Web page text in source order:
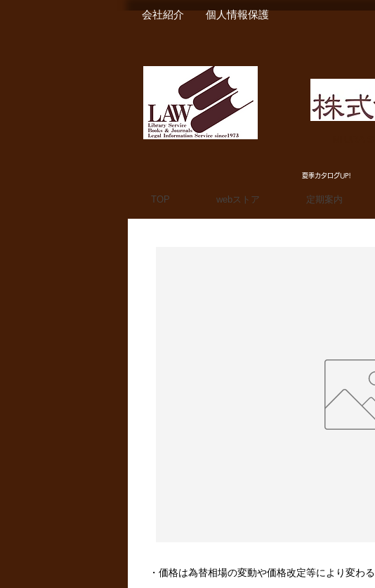
会社紹介 個人情報保護
夏季カタログUP!
TOP webストア 定期案内
・価格は為替相場の変動や価格改定等により変わ